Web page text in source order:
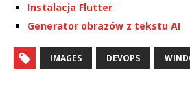
Instalacja Flutter
Generator obrazów z tekstu AI
IMAGES DEVOPS